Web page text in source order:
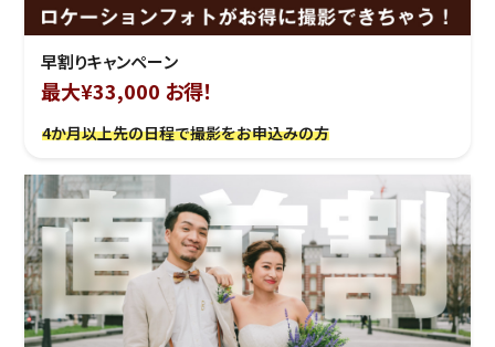
早割りキャンペーン
最大¥33,000 お得！
4か月以上先の日程で撮影をお申込みの方